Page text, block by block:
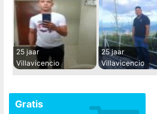
25 jaar
Villavicencio
25 jaar
Villavicencio
Gratis